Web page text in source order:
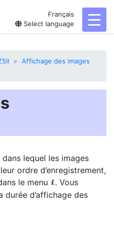
Français
Select language
Affichage des images
lequel les images
ordre d’enregistrement,
le menu i. Vous
durée d’affichage des